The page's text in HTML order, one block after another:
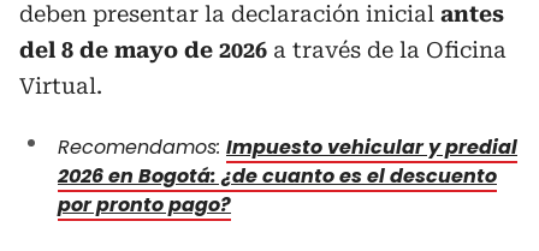
deben presentar la declaración inicial antes
del 8 de mayo de 2026 a través de la Oficina
Virtual.
Recomendamos: Impuesto vehicular y predial
2026 en Bogotá: ¿de cuanto es el descuento
por pronto pago?